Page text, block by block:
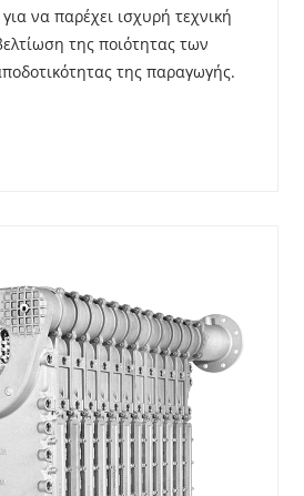
να παρέχει ισχυρή τεχνική
της ποιότητας των
της παραγωγής.